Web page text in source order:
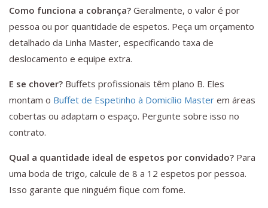
Como funciona a cobrança? Geralmente, o valor é por
pessoa ou por quantidade de espetos. Peça um orçamento
detalhado da Linha Master, especificando taxa de
deslocamento e equipe extra.
E se chover? Buffets profissionais têm plano B. Eles
montam o Buffet de Espetinho à Domicílio Master em áreas
cobertas ou adaptam o espaço. Pergunte sobre isso no
contrato.
Qual a quantidade ideal de espetos por convidado? Para
uma boda de trigo, calcule de 8 a 12 espetos por pessoa.
Isso garante que ninguém fique com fome.